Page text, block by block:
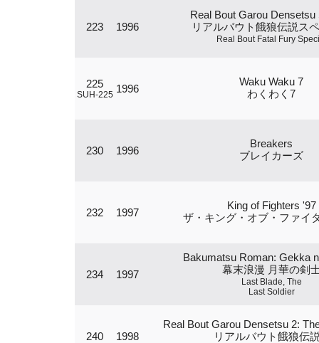
223 1996
Real Bout Garou Densetsu
リアルバウト餓狼伝説ス
Real Bout Fatal Fury
225
SUH-225 1996
Waku Waku 7
わくわく7
230 1996
Breakers
ブレイカーズ
232 1997
King of Fighters '97
ザ・キング・オブ・ファイ
234 1997
Bakumatsu Roman: Gekka
幕末浪漫 月華の剣
Last Blade, The
Last Soldier
240 1998
Real Bout Garou Densetsu 2:
リアルバウト餓狼伝